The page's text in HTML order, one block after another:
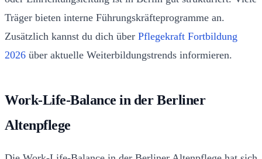
Träger bieten interne Führungskräfteprogramme an.
Zusätzlich kannst du dich über Pflegekraft Fortbildung
2026 über aktuelle Weiterbildungstrends informieren.
Work-Life-Balance in der Berliner
Altenpflege